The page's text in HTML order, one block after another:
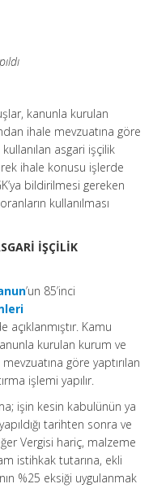
kanunla kurulan
ihale mevzuatına göre
asgari işçilik
ihale konusu işlerde
bildirilmesi gereken
kullanılması
İŞÇİLİK
’un 85’inci
açıklanmıştır. Kamu
kurulan kurum ve
göre yaptırılan
işlemi yapılır.
işin kesin kabulünün ya
tarihten sonra ve
Vergisi hariç, malzeme
istihkak tutarına, ekli
%25 eksiği uygulanmak